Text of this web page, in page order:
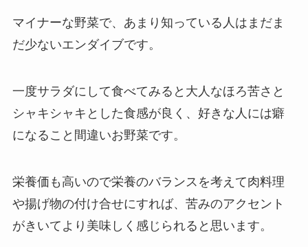
マイナーな野菜で、あまり知っている人はまだま
だ少ないエンダイブです。
一度サラダにして食べてみると 大人なほろ苦さと
シャキシャキとした食感が良く、好きな人には癖
になること間違いお野菜です。
栄養価も高いので栄養のバランスを考えて肉料理
や揚げ物の付け合せにすれば、苦みのアクセント
がきいてより美味しく感じられると思います。